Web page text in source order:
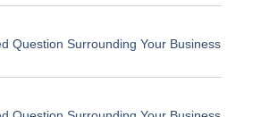
Question Surrounding Your Business